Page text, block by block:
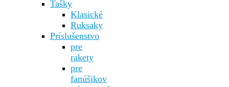
Tašky
Klasické
Ruksaky
Príslušenstvo
pre
rakety
pre
fanúšikov